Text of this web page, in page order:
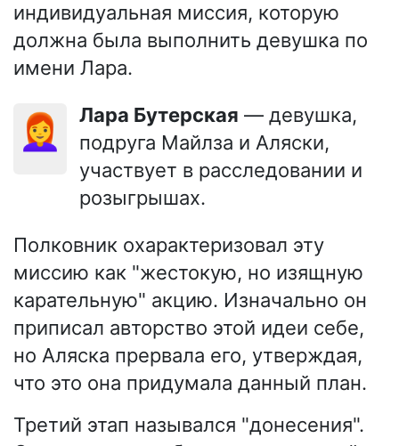
индивидуальная миссия, которую
должна была выполнить девушка по
имени Лара.
👩‍🦰 Лара Бутерская — девушка,
подруга Майлза и Аляски,
участвует в расследовании и
розыгрышах.
Полковник охарактеризовал эту
миссию как "жестокую, но изящную
карательную" акцию. Изначально он
приписал авторство этой идеи себе,
но Аляска прервала его, утверждая,
что это она придумала данный план.
Третий этап назывался "донесения".